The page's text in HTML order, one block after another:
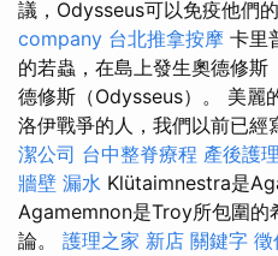
議，Odysseus可以免疫他們
company 台北推拿按摩 卡里
的若蟲，在島上發生奧德修
德修斯（Odysseus）。 美麗
洛伊戰爭的人，我們以前已經
潔公司 台中整脊療程 產後護理
牆壁 漏水 Klütaimnestra是
Agamemnon是Troy所包圍的
論。 護理之家 新店 關鍵字 徵